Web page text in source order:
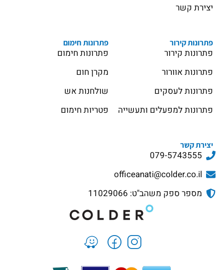
יצירת קשר
פתרונות קירור
פתרונות קירור
פתרונות אוורור
פתרונות לעסקים
פתרונות למפעלים ותעשייה
פתרונות חימום
פתרונות חימום
מקרן חום
שולחנות אש
פטריות חימום
יצירת קשר
079-5743555
officeanati@colder.co.il
מספר ספק משהב"ט: 11029066